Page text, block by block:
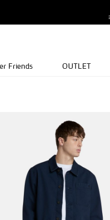
OUTLET
Friends